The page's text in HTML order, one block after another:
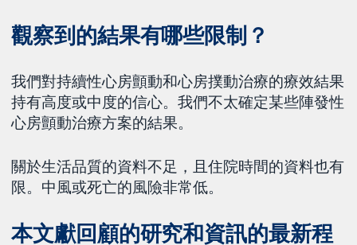
觀察到的結果有哪些限制？
我們對持續性心房顫動和心房撲動治療的療效結果
持有高度或中度的信心。我們不太確定某些陣發性
心房顫動治療方案的結果。
關於生活品質的資料不足，且住院時間的資料也有
限。中風或死亡的風險非常低。
本文獻回顧的研究和資訊的最新程